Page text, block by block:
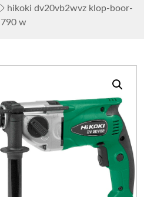
hikoki dv20vb2wvz klop-boor-
w